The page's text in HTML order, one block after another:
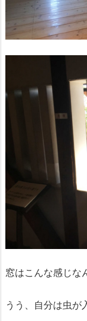
窓はこんな感じな
うう、自分は虫が